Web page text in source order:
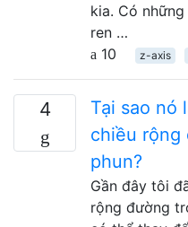
kia. Có
ren …
10
z-axis
4
Tại sao nó
chiều rộng
phun?
Gần đây tôi
rộng đường